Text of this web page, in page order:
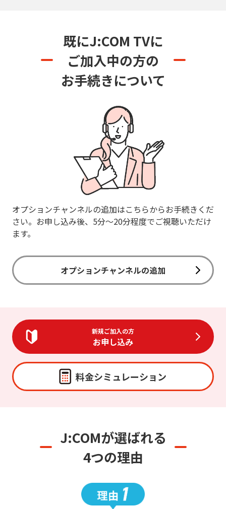
既にJ:COM TVに
ご加入中の方の
お手続きについて
オプションチャンネルの追加はこちらからお手続きくだ
さい。お申し込み後、5分～20分程度でご視聴いただけ
ます。
オプションチャンネルの追加
新規ご加入の方
お申し込み
料金シミュレーション
J:COMが選ばれる
4つの理由